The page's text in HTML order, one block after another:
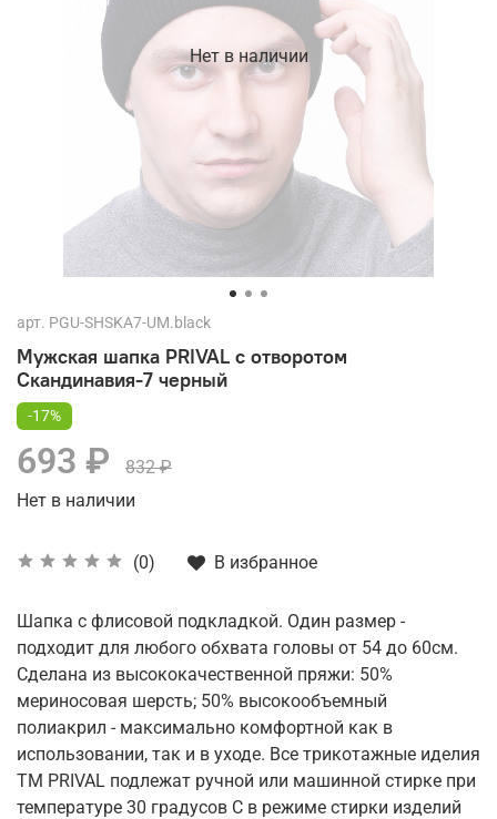
Нет в наличии
арт. PGU-SHSKA7-UM.black
Мужская шапка PRIVAL с отворотом
Скандинавия-7 черный
(0) В избранное
-17%
693 ₽
832 ₽
Нет в наличии
Шапка с флисовой подкладкой. Один размер -
подходит для любого обхвата головы от 54 до 60см.
Сделана из высококачественной пряжи: 50%
мериносовая шерсть; 50% высокообъемный
полиакрил - максимально комфортной как в
использовании, так и в уходе. Все трикотажные иделия
ТМ PRIVAL подлежат ручной или машинной стирке при
температуре 30 градусов C в режиме стирки изделий